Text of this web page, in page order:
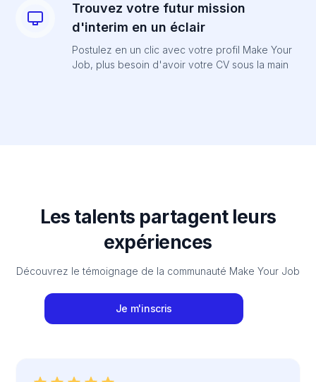
Trouvez votre futur mission
d'interim en un éclair
Postulez en un clic avec votre profil Make Your
Job, plus besoin d'avoir votre CV sous la main
Les talents partagent leurs
expériences
Découvrez le témoignage de la communauté Make Your Job
Je m'inscris